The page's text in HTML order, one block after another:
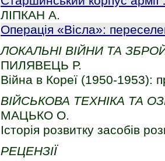
ЛІПКАН А.
Операція «Вісла»:
ЛОКАЛЬНІ ВІЙНИ ТА
ПИЛЯВЕЦЬ Р.
Війна в Кореї (1950-1953):
ВІЙСЬКОВА ТЕХНІКА ТА
МАЦЬКО О.
Історія розвитку засобів
РЕЦЕНЗІЇ